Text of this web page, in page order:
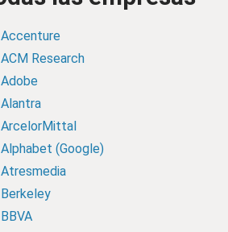
Accenture
ACM Research
Adobe
Alantra
ArcelorMittal
Alphabet (Google)
Atresmedia
Berkeley
BBVA